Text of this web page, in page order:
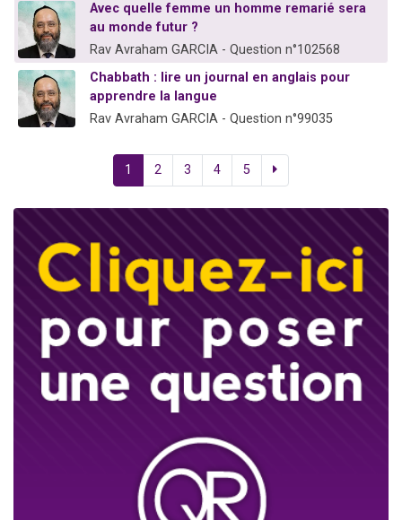
Avec quelle femme un homme remarié sera
au monde futur ?
Rav Avraham GARCIA - Question n°102568
Chabbath : lire un journal en anglais pour
apprendre la langue
Rav Avraham GARCIA - Question n°99035
1 2 3 4 5